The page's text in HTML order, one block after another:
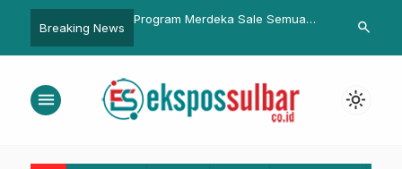
Breaking News
di DKP
Program Merdeka Sale Semua
Hadirkan Promo DP 12 Juta
Pemprov
untuk
search
menu light_mode